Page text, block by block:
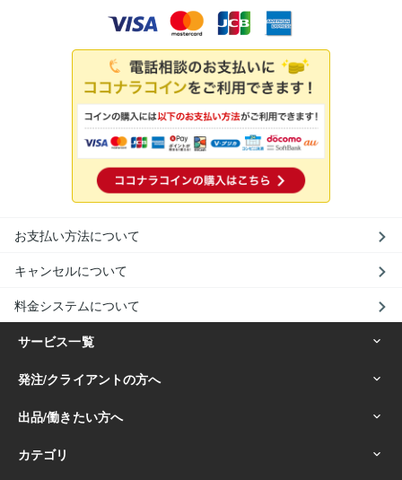
お支払い方法について
キャンセルについて
料金システムについて